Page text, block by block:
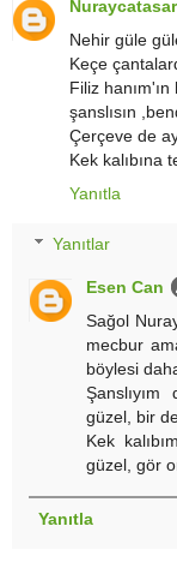
Nehir güle
Keçe
Filiz
şanslısın
Çerçeve de
Kek kalıbına
Yanıtla
Yanıtlar
Esen Can
Sağol
mecbur
böylesi
güzel, bir
Kek
güzel, gör
Yanıtla